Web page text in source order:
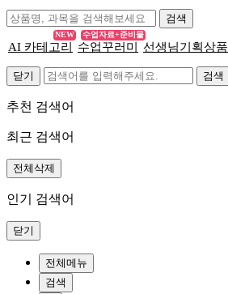
AI 카테고리
NEW
수업꾸러미
수업자료+준비물
선생님기획상품
닫기
추천 검색어
최근 검색어
전체삭제
인기 검색어
닫기
전체메뉴
검색